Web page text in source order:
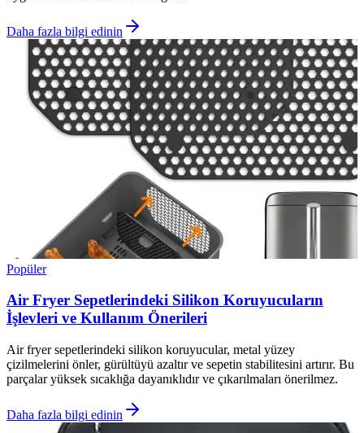
Daha fazla bilgi edinin
Popüler
Air Fryer Sepetlerindeki Silikon Koruyucuların
İşlevleri ve Kullanım Önerileri
Air fryer sepetlerindeki silikon koruyucular, metal yüzey
çizilmelerini önler, gürültüyü azaltır ve sepetin stabilitesini artırır. Bu
parçalar yüksek sıcaklığa dayanıklıdır ve çıkarılmaları önerilmez.
Daha fazla bilgi edinin